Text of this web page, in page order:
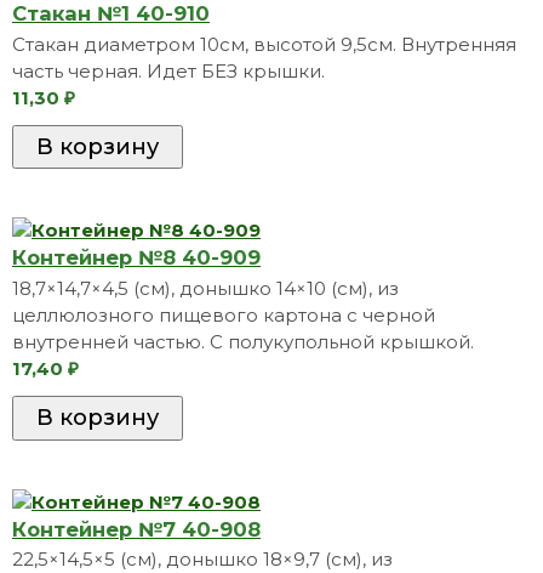
Стакан №1 40-910
Стакан диаметром 10см, высотой 9,5см. Внутренняя
часть черная. Идет БЕЗ крышки.
11,30 ₽
Контейнер №8 40-909
18,7×14,7×4,5 (см), донышко 14×10 (см), из
целлюлозного пищевого картона с черной
внутренней частью. С полукупольной крышкой.
17,40 ₽
Контейнер №7 40-908
22,5×14,5×5 (см), донышко 18×9,7 (см), из